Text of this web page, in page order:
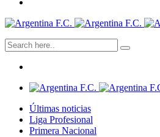
Últimas noticias
Liga Profesional
Primera Nacional